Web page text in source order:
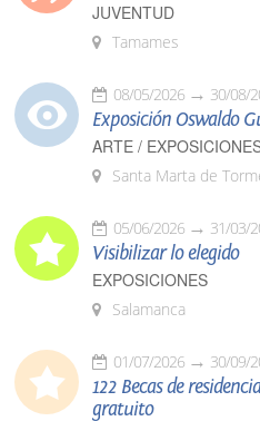
JUVENTUD
Tamames
08/05/2026 30/08/
Exposición Oswaldo
ARTE /
Santa Marta de
05/06/2026 31/03/
Visibilizar lo elegido
EXPOSICIONES
Salamanca
01/07/2026 30/09/
122 Becas de
gratuito